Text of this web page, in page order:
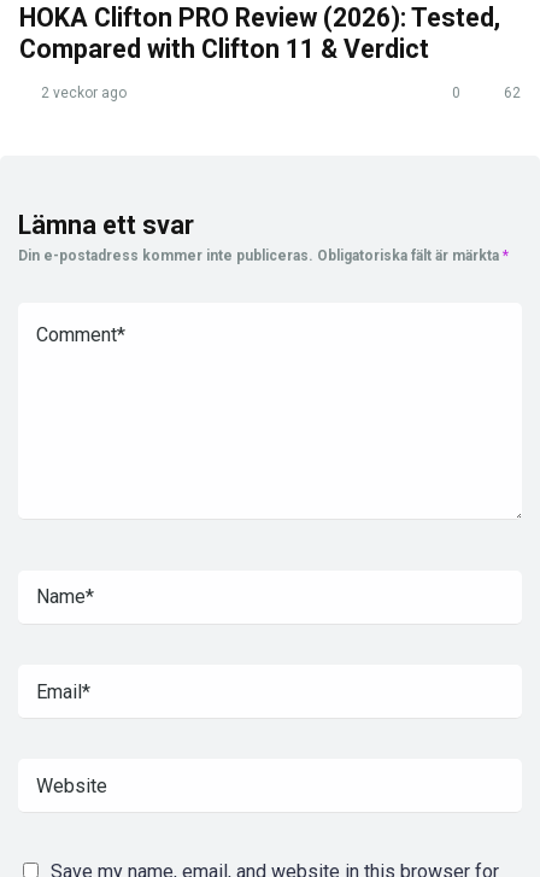
HOKA Clifton PRO Review (2026): Tested,
Compared with Clifton 11 & Verdict
2 veckor ago 0 62
Lämna ett svar
Din e-postadress kommer inte publiceras. Obligatoriska fält är märkta *
Save my name, email, and website in this browser for